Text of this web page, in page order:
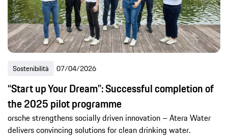
Sostenibilità 07/04/2026
“Start up Your Dream”: Successful completion of
the 2025 pilot programme
orsche strengthens socially driven innovation – Atera Water
delivers convincing solutions for clean drinking water.